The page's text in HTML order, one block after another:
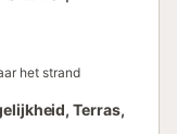
het strand
Terras,